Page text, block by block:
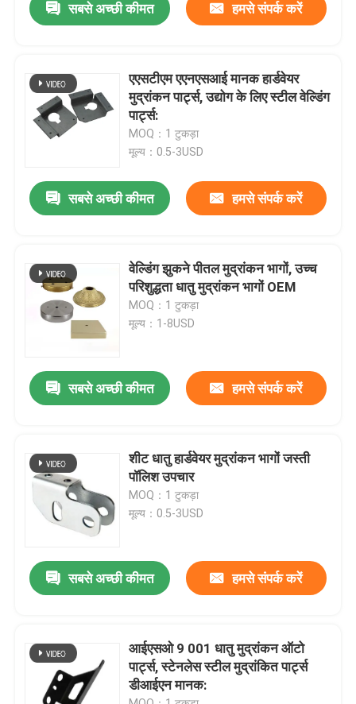
उत्पाद
वीआर दिखाएँ
हमारे बारे में
गुणवत्ता नियंत्रण
समाचार
सभी मामलों
प्रेसिजन सीएनसी मशीनीकृत भागों
सबसे अच्छी कीमत हमसे संपर्क करें
एएसटीएम एएनएसआई मानक हार्डवेयर
मुद्रांकन पार्ट्स, उद्योग के लिए स्टील वेल्डिंग
पार्ट्स:
MOQ：1 टुकड़ा
मूल्य：0.5-3USD
सबसे अच्छी कीमत हमसे संपर्क करें
वेल्डिंग झुकने पीतल मुद्रांकन भागों, उच्च
परिशुद्धता धातु मुद्रांकन भागों OEM
MOQ：1 टुकड़ा
मूल्य：1-8USD
सबसे अच्छी कीमत हमसे संपर्क करें
शीट धातु हार्डवेयर मुद्रांकन भागों जस्ती
पॉलिश उपचार
MOQ：1 टुकड़ा
मूल्य：0.5-3USD
सबसे अच्छी कीमत हमसे संपर्क करें
आईएसओ 9 001 धातु मुद्रांकन ऑटो
पार्ट्स, स्टेनलेस स्टील मुद्रांकित पार्ट्स
डीआईएन मानक: